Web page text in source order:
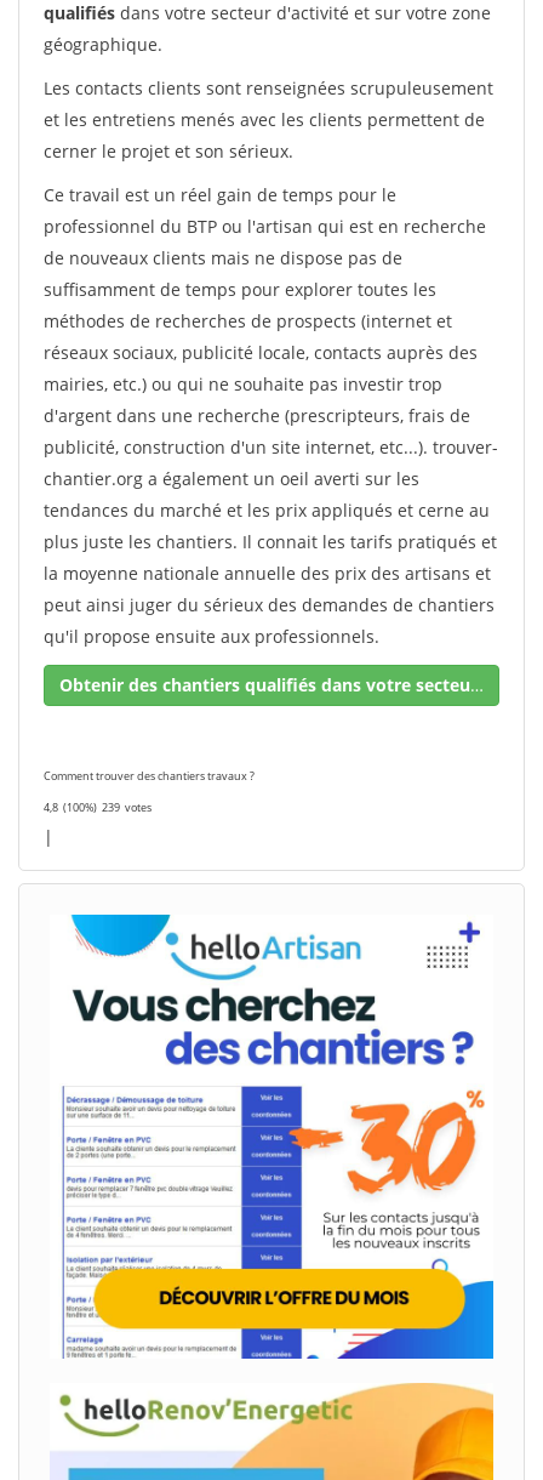
qualifiés dans votre secteur d'activité et sur votre zone
géographique.
Les contacts clients sont renseignées scrupuleusement
et les entretiens menés avec les clients permettent de
cerner le projet et son sérieux.
Ce travail est un réel gain de temps pour le
professionnel du BTP ou l'artisan qui est en recherche
de nouveaux clients mais ne dispose pas de
suffisamment de temps pour explorer toutes les
méthodes de recherches de prospects (internet et
réseaux sociaux, publicité locale, contacts auprès des
mairies, etc.) ou qui ne souhaite pas investir trop
d'argent dans une recherche (prescripteurs, frais de
publicité, construction d'un site internet, etc...). trouver-
chantier.org a également un oeil averti sur les
tendances du marché et les prix appliqués et cerne au
plus juste les chantiers. Il connait les tarifs pratiqués et
la moyenne nationale annuelle des prix des artisans et
peut ainsi juger du sérieux des demandes de chantiers
qu'il propose ensuite aux professionnels.
Obtenir des chantiers qualifiés dans votre secteur !
Comment trouver des chantiers travaux ?
4,8 (100%) 239 votes
|